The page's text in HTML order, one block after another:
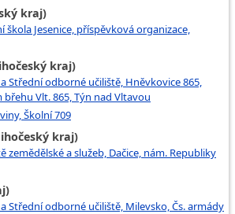
kraj)
škola Jesenice, příspěvková organizace,
kraj)
Střední odborné učiliště, Hněvkovice 865,
Vlt. 865, Týn nad Vltavou
Školní 709
kraj)
zemědělské a služeb, Dačice, nám. Republiky
Střední odborné učiliště, Milevsko, Čs. armády